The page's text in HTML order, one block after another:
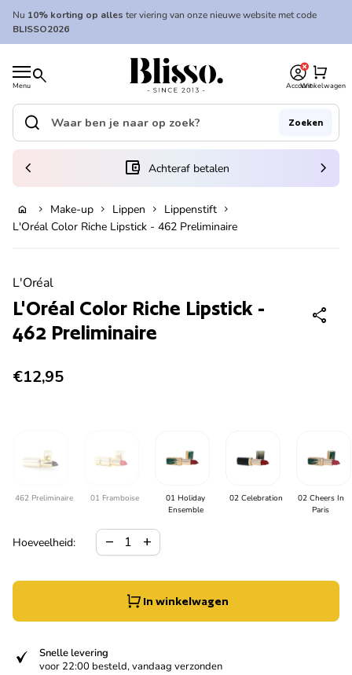
In winkelwagen
Overslaan naar inhoud
Nu 10% korting op alles ter viering van onze nieuwe website met code
BLISSO2026
Menu search
Home
AccountWinkelwagen
shopping_cart
Home
Zoek op"
search Zoeken
(link opent in nieuw tabblad/venster)
account_balance_wallet Achteraf betalen
chevron_left chevron_right
home chevron_right Make-up chevron_right Lippen chevron_right Lippenstift chevron_right
L'Oréal Color Riche Lipstick - 462 Preliminaire
L'Oréal
L'Oréal Color Riche Lipstick -
462 Preliminaire
share
Normale prijs
€12,95
462 Preliminaire 01 Framboise
01 Holiday
Ensemble
02 Celebration
02 Cheers In
Paris
Hoeveelheid:
Hoeveelheid verlagen voor
remove
Verhoog de hoeveelheid voor
add
In winkelwagen
verified
Snelle levering
voor 22:00 besteld, vandaag verzonden